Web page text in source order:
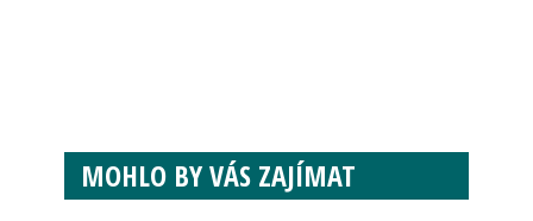
MOHLO BY VÁS ZAJÍMAT